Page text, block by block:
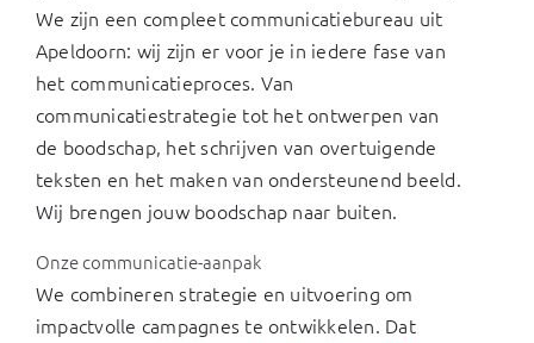
We zijn een compleet communicatiebureau uit
Apeldoorn: wij zijn er voor je in iedere fase van
het communicatieproces. Van
communicatiestrategie tot het ontwerpen van
de boodschap, het schrijven van overtuigende
teksten en het maken van ondersteunend beeld.
Wij brengen jouw boodschap naar buiten.
Onze communicatie-aanpak
We combineren strategie en uitvoering om
impactvolle campagnes te ontwikkelen. Dat